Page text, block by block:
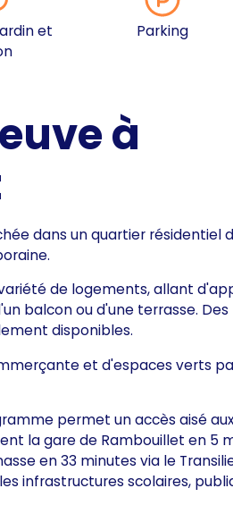
et
Parking
à
dans un quartier résidentiel
de logements, allant
balcon ou d'une terrasse.
disponibles.
et d'espaces verts
permet un accès aisé
la gare de Rambouillet en 5
en 33 minutes via le
infrastructures scolaires,